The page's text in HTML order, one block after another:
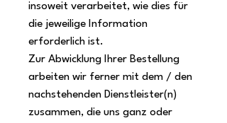
insoweit verarbeitet, wie dies für
die jeweilige Information
erforderlich ist.
Zur Abwicklung Ihrer Bestellung
arbeiten wir ferner mit dem / den
nachstehenden Dienstleister(n)
zusammen, die uns ganz oder